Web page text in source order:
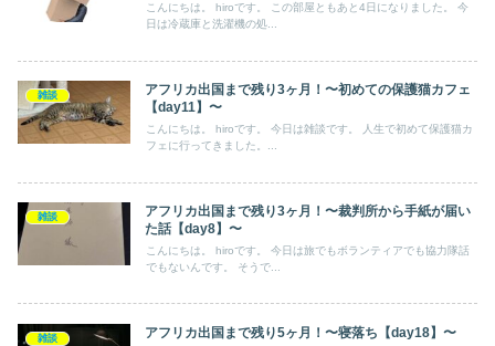
こんにちは。 hiroです。 この部屋ともあと4日になりました。 今
日は冷蔵庫と洗濯機の処...
雑談
アフリカ出国まで残り3ヶ月！〜初めての保護猫カフェ
【day11】〜
こんにちは。 hiroです。 今日は雑談です。 人生で初めて保護猫カ
フェに行ってきました。...
雑談
アフリカ出国まで残り3ヶ月！〜裁判所から手紙が届い
た話【day8】〜
こんにちは。 hiroです。 今日は旅でもボランティアでも協力隊話
でもないんです。 そうで...
雑談 アフリカ出国まで残り5ヶ月！〜寝落ち【day18】〜